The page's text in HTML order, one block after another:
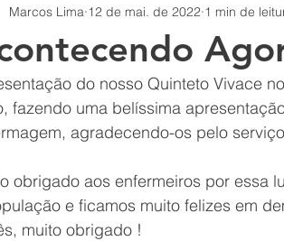
Marcos Lima 12 de mai. de 2022 1 min de
do nosso Quinteto Vivace
fazendo uma belíssima
agradecendo-os pelo
obrigado aos enfermeiros por essa
e ficamos muito felizes em
muito obrigado !